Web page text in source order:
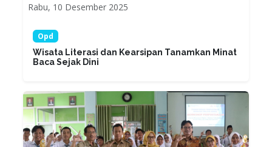
Rabu, 10 Desember 2025
Opd
Wisata Literasi dan Kearsipan Tanamkan Minat
Baca Sejak Dini